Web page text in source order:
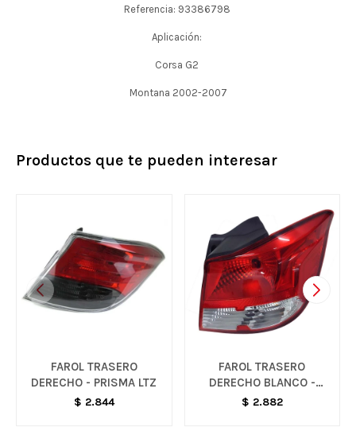
Referencia: 93386798
Aplicación:
Corsa G2
Montana 2002-2007
Productos que te pueden interesar
FAROL TRASERO
DERECHO - PRISMA LTZ
$ 2.844
FAROL TRASERO
DERECHO BLANCO -
ONIX LT
$ 2.882